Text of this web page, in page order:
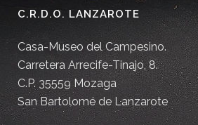
C.R.D.O. LANZAROTE
Casa-Museo del Campesino.
Carretera Arrecife-Tinajo, 8.
C.P. 35559 Mozaga
San Bartolomé de Lanzarote